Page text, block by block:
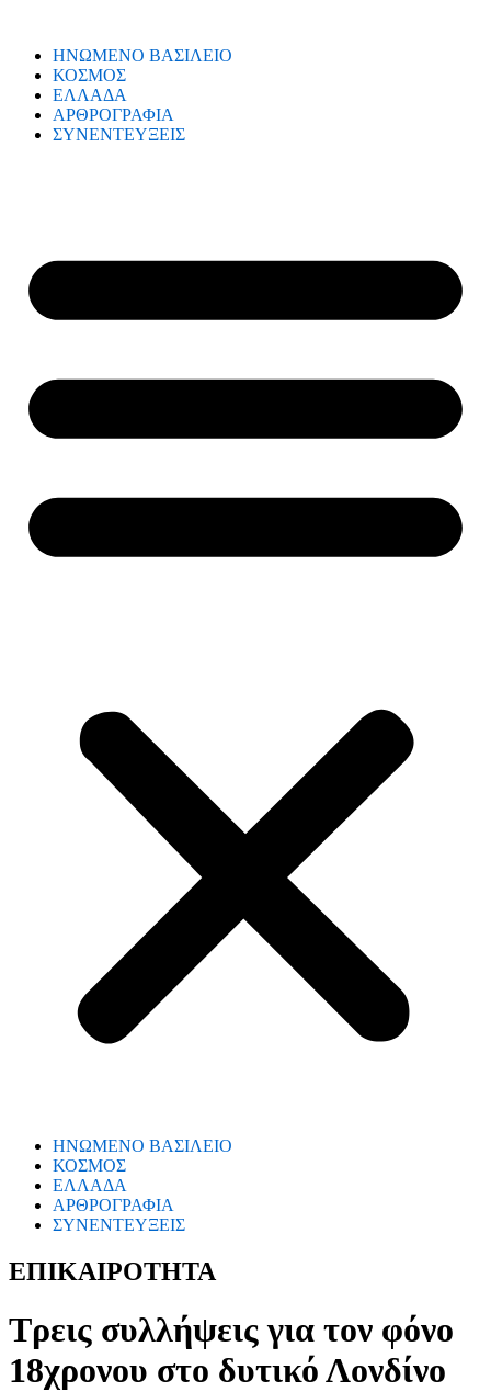
ΗΝΩΜΕΝΟ ΒΑΣΙΛΕΙΟ
ΚΟΣΜΟΣ
ΕΛΛΑΔΑ
ΑΡΘΡΟΓΡΑΦΙΑ
ΣΥΝΕΝΤΕΥΞΕΙΣ
ΗΝΩΜΕΝΟ ΒΑΣΙΛΕΙΟ
ΚΟΣΜΟΣ
ΕΛΛΑΔΑ
ΑΡΘΡΟΓΡΑΦΙΑ
ΣΥΝΕΝΤΕΥΞΕΙΣ
ΕΠΙΚΑΙΡΟΤΗΤΑ
Τρεις συλλήψεις για τον φόνο
18χρονου στο δυτικό Λονδίνο